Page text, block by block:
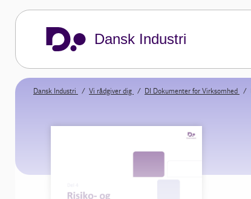
Dansk Industri
Dansk Industri Vi rådgiver dig DI Dokumenter for Virksomhed